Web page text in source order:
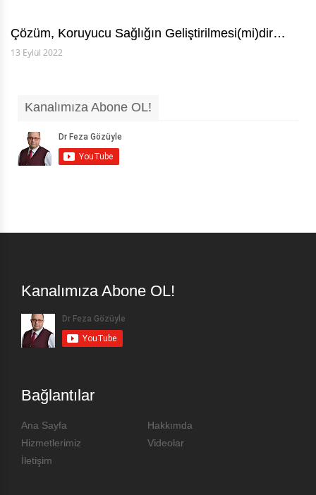
Çözüm, Koruyucu Sağlığın Geliştirilmesi(mi)dir…
13 Eylül 2022
Kanalımıza Abone OL!
Kanalımıza Abone OL!
Bağlantılar
Ana Sayfa
Hakkımda
Hizmetlerimiz
Videolar
İletişim